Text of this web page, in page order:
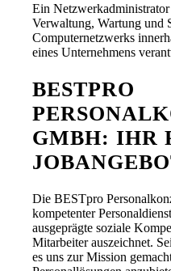
Ein
Verwaltung, Wartung und
Computernetzwerks
eines Unternehmens
BESTPRO
GMBH: IHR
Die BESTpro
kompetenter
ausgeprägte soziale
Mitarbeiter auszeichnet.
es uns zur Mission